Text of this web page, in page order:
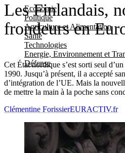
Economie
Politique
Agriculture et Alimentation
Santé
Technologies
Energie, Environnement et
Défense
Les Finlandais,
frondeurs en
Cet État nordique s’est sorti seul
1990. Jusqu’à présent, il a accepté
d’intégration de l’UE. Mais la
de mettre la main à la poche sans
Clémentine ForissierEURACTIV.fr